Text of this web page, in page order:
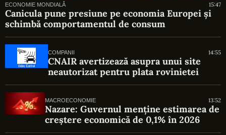
ECONOMIE MONDIALĂ 15:47
Canicula pune presiune pe economia Europei și
schimbă comportamentul de consum
COMPANII 14:55
CNAIR avertizează asupra unui site
neautorizat pentru plata rovinietei
MACROECONOMIE 13:52
Nazare: Guvernul menține estimarea de
creștere economică de 0,1% în 2026